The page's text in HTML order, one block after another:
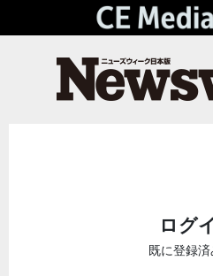
ログ
既に登録